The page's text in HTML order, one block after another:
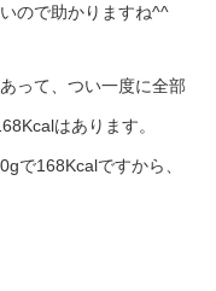
ので助かりますね^^
って、つい一度に全部
はあります。
で168Kcalですから、